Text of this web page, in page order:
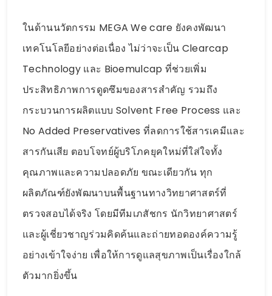
ในด้านนวัตกรรม MEGA We care ยังคงพัฒนา
เทคโนโลยีอย่างต่อเนื่อง ไม่ว่าจะเป็น Clearcap
Technology และ Bioemulcap ที่ช่วยเพิ่ม
ประสิทธิภาพการดูดซึมของสารสำคัญ รวมถึง
กระบวนการผลิตแบบ Solvent Free Process และ
No Added Preservatives ที่ลดการใช้สารเคมีและ
สารกันเสีย ตอบโจทย์ผู้บริโภคยุคใหม่ที่ใส่ใจทั้ง
คุณภาพและความปลอดภัย ขณะเดียวกัน ทุก
ผลิตภัณฑ์ยังพัฒนาบนพื้นฐานทางวิทยาศาสตร์ที่
ตรวจสอบได้จริง โดยมีทีมเภสัชกร นักวิทยาศาสตร์
และผู้เชี่ยวชาญร่วมคิดค้นและถ่ายทอดองค์ความรู้
อย่างเข้าใจง่าย เพื่อให้การดูแลสุขภาพเป็นเรื่องใกล้
ตัวมากยิ่งขึ้น